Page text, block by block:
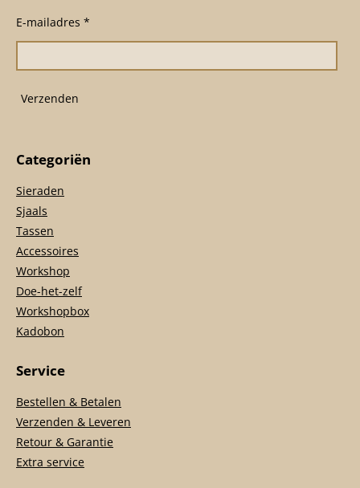
o
o
g
r
m
p
E-mailadres *
Verzenden
Categoriën
Sieraden
Sjaals
Tassen
Accessoires
Workshop
Doe-het-zelf
Workshopbox
Kadobon
Service
Bestellen & Betalen
Verzenden & Leveren
Retour & Garantie
Extra service